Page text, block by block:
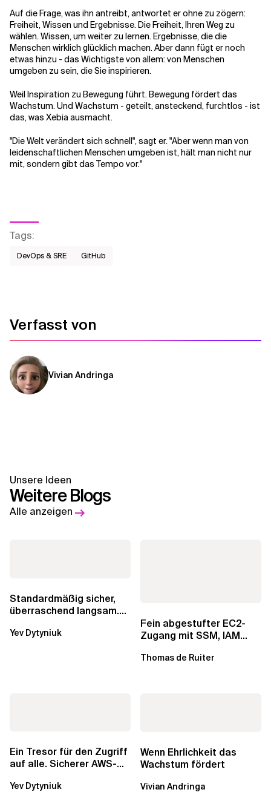
Auf die Frage, was ihn antreibt, antwortet er ohne zu zögern:
Freiheit, Wissen und Ergebnisse. Die Freiheit, Ihren Weg zu
wählen. Wissen, um weiter zu lernen. Ergebnisse, die die
Menschen wirklich glücklich machen. Aber dann fügt er noch
etwas hinzu - das Wichtigste von allem: von Menschen
umgeben zu sein, die Sie inspirieren.
Weil Inspiration zu Bewegung führt. Bewegung fördert das
Wachstum. Und Wachstum - geteilt, ansteckend, furchtlos - ist
das, was Xebia ausmacht.
"Die Welt verändert sich schnell", sagt er. "Aber wenn man von
leidenschaftlichen Menschen umgeben ist, hält man nicht nur
mit, sondern gibt das Tempo vor."
Tags:
DevOps & SRE GitHub
Verfasst von
Vivian Andringa
Unsere Ideen
Weitere Blogs
Alle anzeigen
Standardmäßig sicher,
überraschend langsam.
über die RDS...
Yev Dytyniuk
Fein abgestufter EC2-
Zugang mit SSM, IAM
Thomas de Ruiter
Ein Tresor für den Zugriff
auf alle. Sicherer AWS-
Konten
Yev Dytyniuk
Wenn Ehrlichkeit das
Wachstum fördert
Vivian Andringa